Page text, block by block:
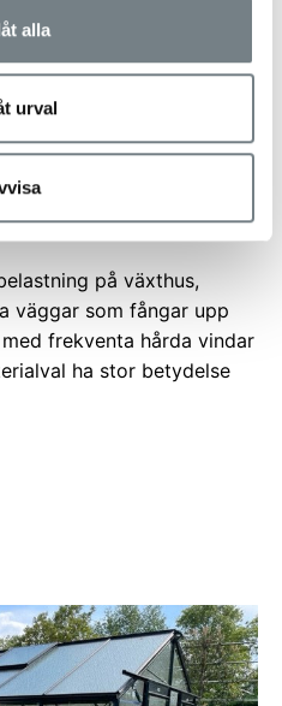
alla
urval
hårdare vindar
på växthus,
väggar som fångar upp
frekventa hårda vindar
ha stor betydelse